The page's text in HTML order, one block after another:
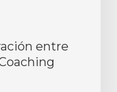
entre